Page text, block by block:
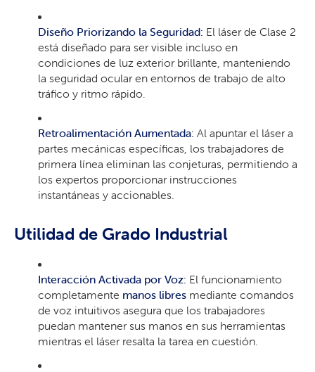
Diseño Priorizando la Seguridad: El láser de Clase 2
está diseñado para ser visible incluso en
condiciones de luz exterior brillante, manteniendo
la seguridad ocular en entornos de trabajo de alto
tráfico y ritmo rápido.
Retroalimentación Aumentada: Al apuntar el láser a
partes mecánicas específicas, los trabajadores de
primera línea eliminan las conjeturas, permitiendo a
los expertos proporcionar instrucciones
instantáneas y accionables.
Utilidad de Grado Industrial
Interacción Activada por Voz: El funcionamiento
completamente manos libres mediante comandos
de voz intuitivos asegura que los trabajadores
puedan mantener sus manos en sus herramientas
mientras el láser resalta la tarea en cuestión.